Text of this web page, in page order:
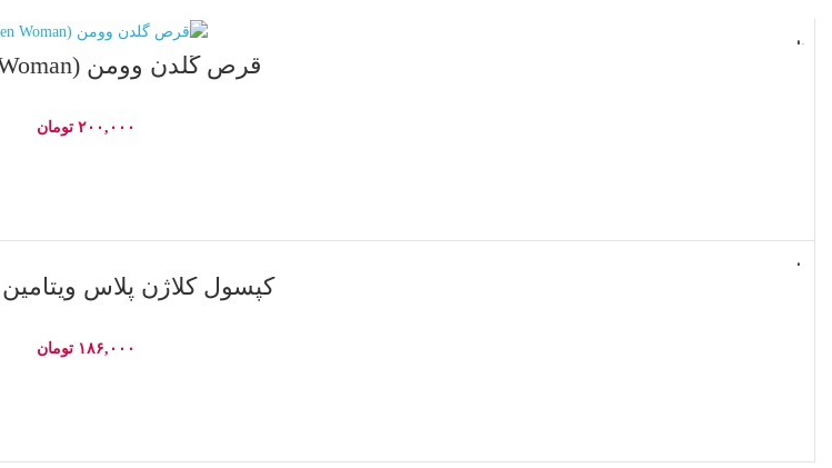
ناموجو
قرص گلدن وومن (Golden Woman)
۲۰۰,۰۰۰ تومان
ناموجو
کپسول کلاژن پلاس ویتامین C رزاویت
۱۸۶,۰۰۰ تومان